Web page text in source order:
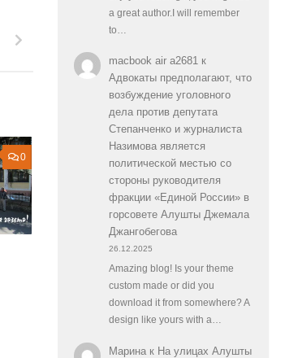
0
a great author.I will remember
to…
macbook air a2681к
Адвокаты предполагают, что
возбуждение уголовного
дела против депутата
Степанченко и журналиста
Назимова является
политической местью со
стороны руководителя
фракции «Единой России» в
горсовете Алушты Джемала
Джангобегова
26.12.2025
Amazing blog! Is your theme
custom made or did you
download it from somewhere? A
design like yours with a…
Маринак На улицах Алушты